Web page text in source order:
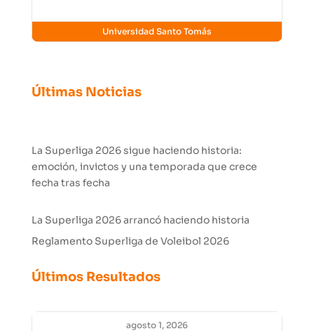
Universidad Santo Tomás
Últimas Noticias
La Superliga 2026 sigue haciendo historia:
emoción, invictos y una temporada que crece
fecha tras fecha
La Superliga 2026 arrancó haciendo historia
Reglamento Superliga de Voleibol 2026
Últimos Resultados
agosto 1, 2026